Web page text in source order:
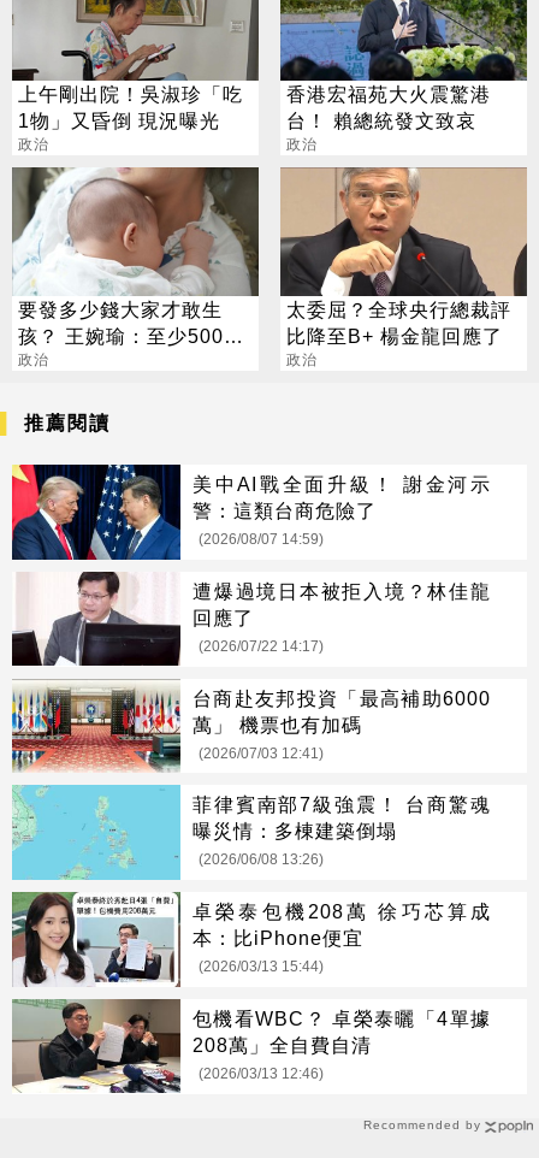
上午剛出院！吳淑珍「吃
1物」又昏倒 現況曝光
政治
香港宏福苑大火震驚港
台！ 賴總統發文致哀
政治
要發多少錢大家才敢生
孩？ 王婉瑜：至少500萬
才有感
政治
太委屈？全球央行總裁評
比降至B+ 楊金龍回應了
政治
Recommended by
推薦閱讀
美中AI戰全面升級！ 謝金河示
警：這類台商危險了
(2026/08/07 14:59)
遭爆過境日本被拒入境？林佳龍
回應了
(2026/07/22 14:17)
台商赴友邦投資「最高補助6000
萬」 機票也有加碼
(2026/07/03 12:41)
菲律賓南部7級強震！ 台商驚魂
曝災情：多棟建築倒塌
(2026/06/08 13:26)
卓榮泰包機208萬 徐巧芯算成
本：比iPhone便宜
(2026/03/13 15:44)
包機看WBC？ 卓榮泰曬「4單據
208萬」全自費自清
(2026/03/13 12:46)